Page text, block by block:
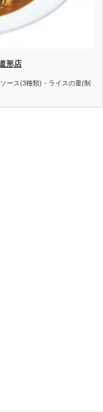
形店
ース(3種類)・ライスの量(制